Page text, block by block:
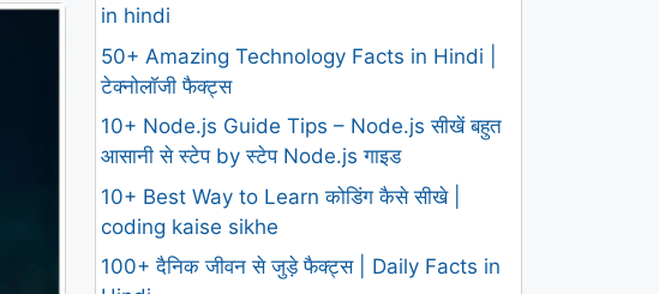
in hindi
50+ Amazing Technology Facts in Hindi |
टेक्नोलॉजी फैक्ट्स
10+ Node.js Guide Tips – Node.js सीखें बहुत
आसानी से स्टेप by स्टेप Node.js गाइड
10+ Best Way to Learn कोडिंग कैसे सीखे |
coding kaise sikhe
100+ दैनिक जीवन से जुड़े फैक्ट्स | Daily Facts in